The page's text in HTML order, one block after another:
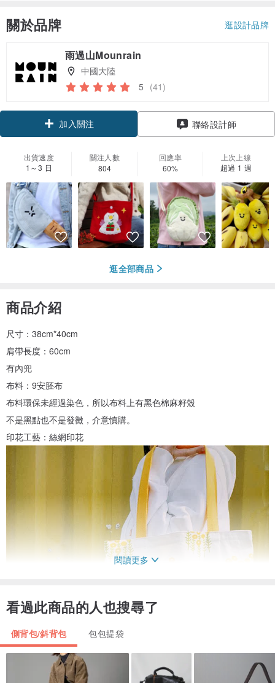
關於品牌 逛設計品牌
雨過山Mounrain
中國大陸
5 (41)
加入關注 聯絡設計師
出貨速度
1～3 日
關注人數
804
回應率
60%
上次上線
超過 1 週
逛全部商品
商品介紹
尺寸：38cm*40cm
肩帶長度：60cm
有內兜
布料：9安胚布
布料環保未經過染色，所以布料上有黑色棉麻籽殼
不是黑點也不是發黴，介意慎購。
印花工藝：絲網印花
閱讀更多
看過此商品的人也搜尋了
側背包/斜背包 包包提袋